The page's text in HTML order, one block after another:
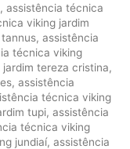
, assistência técnica
viking jardim
, assistência
técnica viking
tereza cristina,
, assistência
técnica viking
tupi, assistência
técnica viking
jundiaí, assistência